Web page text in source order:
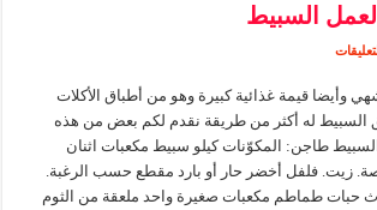
السبيط
على
لعمل
السبيط
مغلقة
وأيضا قيمة غذائية كبيرة وهو من أطباق الأكلات
السبيط له أكثر من طريقة نقدم لكم بعض من هذه
طاجن: المكوّنات كيلو سبيط مكعبات اثنان
زيت. فلفل أخضر حار أو بارد مقطع حسب الرغبة.
حبات طماطم مكعبات صغيرة واحد ملعقة من الثوم